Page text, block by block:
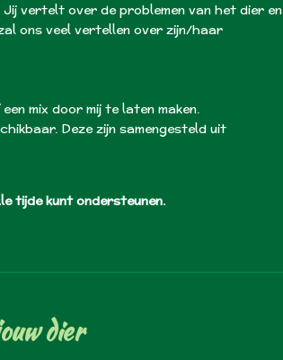
Jij vertelt over de problemen van het dier en
ons veel vertellen over zijn/haar
mix door mij te laten maken.
Deze zijn samengesteld uit
tijde kunt ondersteunen.
dier